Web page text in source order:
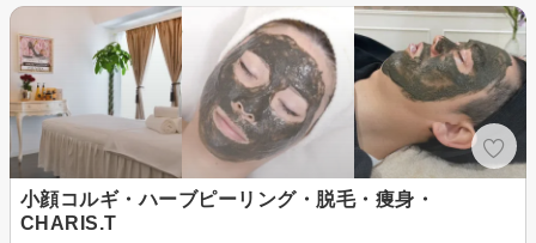
小顔コルギ・ハーブピーリング・脱毛・痩身・
CHARIS.T